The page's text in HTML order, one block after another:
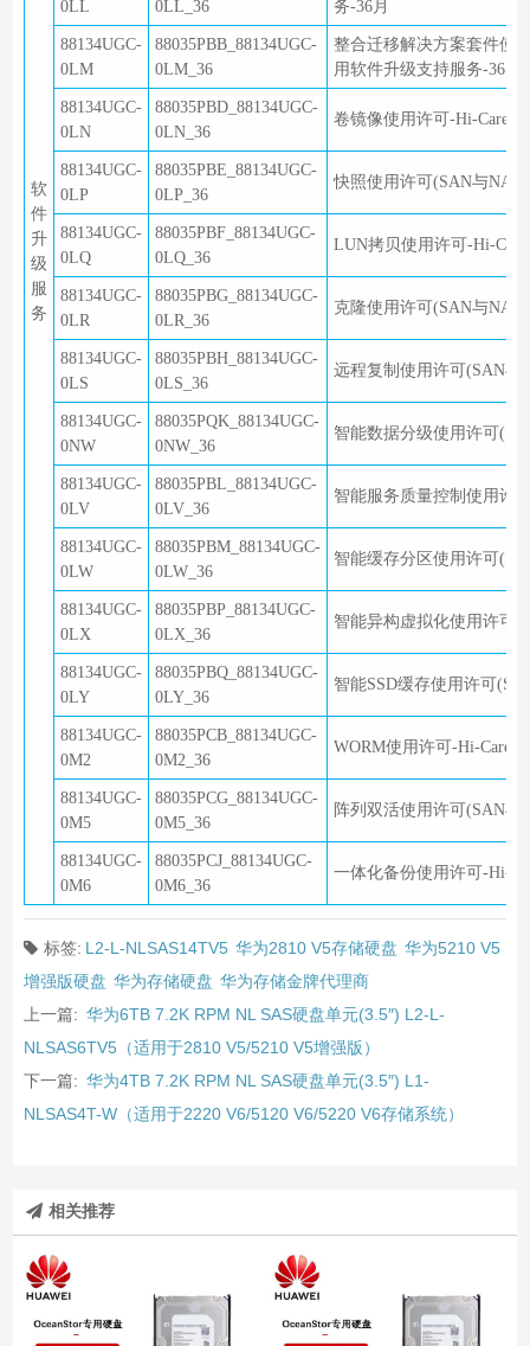
软
件
升
级
服
务
0LL 0LL_36 务-36月
88134UGC-
0LM
88035PBB_88134UGC-
0LM_36
整合迁移解决方案套件使
用软件升级支持服务-36月
88134UGC-
0LN
88035PBD_88134UGC-
0LN_36
卷镜像使用许可-Hi-Care
88134UGC-
0LP
88035PBE_88134UGC-
0LP_36
快照使用许可(SAN与NAS
88134UGC-
0LQ
88035PBF_88134UGC-
0LQ_36
LUN拷贝使用许可-Hi-
88134UGC-
0LR
88035PBG_88134UGC-
0LR_36
克隆使用许可(SAN与NAS
88134UGC-
0LS
88035PBH_88134UGC-
0LS_36
远程复制使用许可(SAN与
88134UGC-
0NW
88035PQK_88134UGC-
0NW_36
智能数据分级使用许可
88134UGC-
0LV
88035PBL_88134UGC-
0LV_36
智能服务质量控制使用许
88134UGC-
0LW
88035PBM_88134UGC-
0LW_36
智能缓存分区使用许可
88134UGC-
0LX
88035PBP_88134UGC-
0LX_36
智能异构虚拟化使用许可-
88134UGC-
0LY
88035PBQ_88134UGC-
0LY_36
智能SSD缓存使用许可
88134UGC-
0M2
88035PCB_88134UGC-
0M2_36
WORM使用许可-Hi-Care
88134UGC-
0M5
88035PCG_88134UGC-
0M5_36
阵列双活使用许可(SAN与
88134UGC-
0M6
88035PCJ_88134UGC-
0M6_36
一体化备份使用许可-Hi-
标签: L2-L-NLSAS14TV5 华为2810 V5存储硬盘 华为5210 V5
增强版硬盘 华为存储硬盘 华为存储金牌代理商
上一篇: 华为6TB 7.2K RPM NL SAS硬盘单元(3.5″) L2-L-
NLSAS6TV5（适用于2810 V5/5210 V5增强版）
下一篇: 华为4TB 7.2K RPM NL SAS硬盘单元(3.5″) L1-
NLSAS4T-W（适用于2220 V6/5120 V6/5220 V6存储系统）
相关推荐